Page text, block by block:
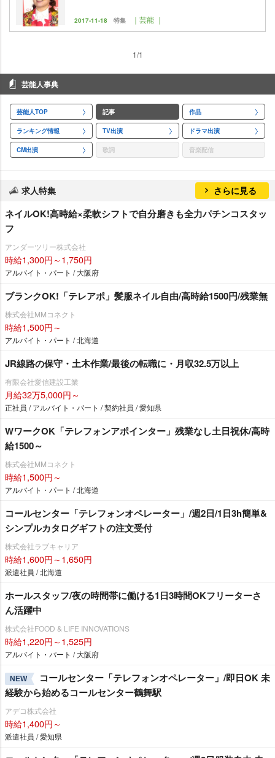
2017-11-18 特集 ｜芸能 ｜
1/1
芸能人事典
芸能人TOP 記事 作品
ランキング情報 TV出演 ドラマ出演
CM出演 歌詞 音楽配信
求人特集 さらに見る
ネイルOK!高時給×柔軟シフトで自分磨きも全力パチンコスタッ
フ
アンダーツリー株式会社
時給1,300円～1,750円
アルバイト・パート / 大阪府
ブランクOK!「テレアポ」髪服ネイル自由/高時給1500円/残業無
株式会社MMコネクト
時給1,500円～
アルバイト・パート / 北海道
JR線路の保守・土木作業/最後の転職に・月収32.5万以上
有限会社愛信建設工業
月給32万5,000円～
正社員 / アルバイト・パート / 契約社員 / 愛知県
WワークOK「テレフォンアポインター」残業なし土日祝休/高時
給1500～
株式会社MMコネクト
時給1,500円～
アルバイト・パート / 北海道
コールセンター「テレフォンオペレーター」/週2日/1日3h簡単&
シンプルカタログギフトの注文受付
株式会社ラブキャリア
時給1,600円～1,650円
派遣社員 / 北海道
ホールスタッフ/夜の時間帯に働ける1日3時間OKフリーターさ
ん活躍中
株式会社FOOD & LIFE INNOVATIONS
時給1,220円～1,525円
アルバイト・パート / 大阪府
NEW
コールセンター「テレフォンオペレーター」/即日OK 未
経験から始めるコールセンター鶴舞駅
アデコ株式会社
時給1,400円～
派遣社員 / 愛知県